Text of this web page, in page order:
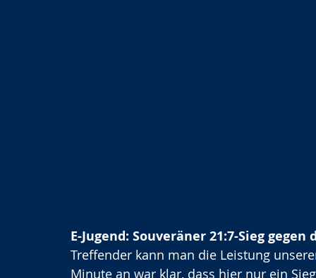
E-Jugend: Souveräner 21:7-Sieg gegen
Treffender kann man die Leistung
Minute an war klar, dass hier nur ein